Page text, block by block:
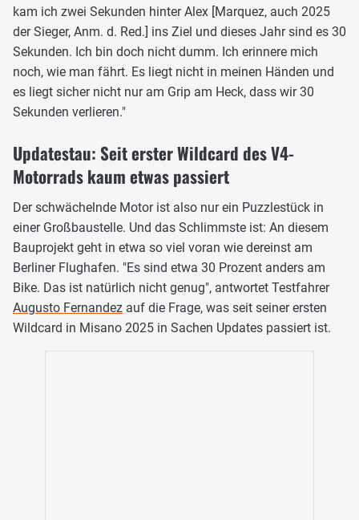
kam ich zwei Sekunden hinter Alex [Marquez, auch 2025
der Sieger, Anm. d. Red.] ins Ziel und dieses Jahr sind es 30
Sekunden. Ich bin doch nicht dumm. Ich erinnere mich
noch, wie man fährt. Es liegt nicht in meinen Händen und
es liegt sicher nicht nur am Grip am Heck, dass wir 30
Sekunden verlieren."
Updatestau: Seit erster Wildcard des V4-
Motorrads kaum etwas passiert
Der schwächelnde Motor ist also nur ein Puzzlestück in
einer Großbaustelle. Und das Schlimmste ist: An diesem
Bauprojekt geht in etwa so viel voran wie dereinst am
Berliner Flughafen. "Es sind etwa 30 Prozent anders am
Bike. Das ist natürlich nicht genug", antwortet Testfahrer
Augusto Fernandez auf die Frage, was seit seiner ersten
Wildcard in Misano 2025 in Sachen Updates passiert ist.